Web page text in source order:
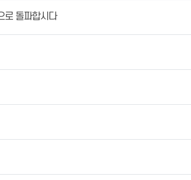
로 돌파합시다